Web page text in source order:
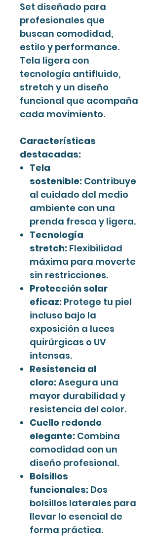
Set diseñado para
profesionales que
buscan comodidad,
estilo y performance.
Tela ligera con
tecnología antifluido,
stretch y un diseño
funcional que acompaña
cada movimiento.
Características
destacadas:
Tela
sostenible: Contribuye
al cuidado del medio
ambiente con una
prenda fresca y ligera.
Tecnología
stretch: Flexibilidad
máxima para moverte
sin restricciones.
Protección solar
eficaz: Protege tu piel
incluso bajo la
exposición a luces
quirúrgicas o UV
intensas.
Resistencia al
cloro:Asegura una
mayor durabilidad y
resistencia del color.
Cuello redondo
elegante: Combina
comodidad con un
diseño profesional.
Bolsillos
funcionales: Dos
bolsillos laterales para
llevar lo esencial de
forma práctica.